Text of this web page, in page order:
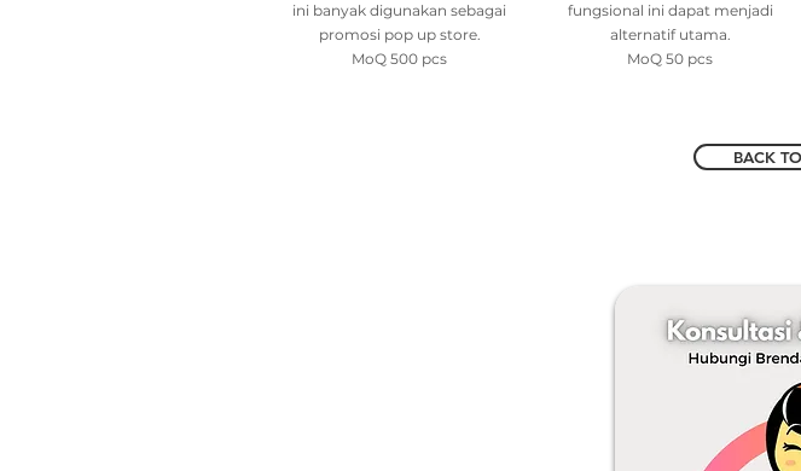
ini banyak digunakan sebagai
promosi pop up store.
MoQ 500 pcs
fungsional ini dapat menjadi
alternatif utama.
MoQ 50 pcs
BACK